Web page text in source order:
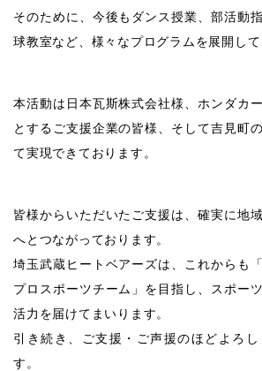
そのために、今後もダンス授業、部活動
球教室など、様々なプログラムを展開して
本活動は日本瓦斯株式会社様、ホンダカ
とするご支援企業の皆様、そして吉見町
て実現できております。
皆様からいただいたご支援は、確実に地
へとつながっております。
埼玉武蔵ヒートベアーズは、これからも
プロスポーツチーム」を目指し、スポー
活力を届けてまいります。
引き続き、ご支援・ご声援のほどよろし
す。